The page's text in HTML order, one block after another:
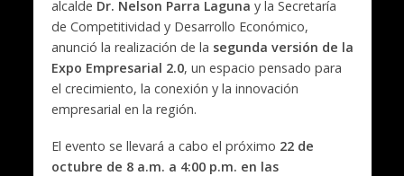
alcalde Dr. Nelson Parra Laguna y la Secretaría
de Competitividad y Desarrollo Económico,
anunció la realización de la segunda versión de la
Expo Empresarial 2.0, un espacio pensado para
el crecimiento, la conexión y la innovación
empresarial en la región.
El evento se llevará a cabo el próximo 22 de
octubre de 8 a.m. a 4:00 p.m. en las